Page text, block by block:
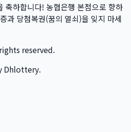
축하합니다! 농협은행 본점으로 향하
과 당첨복권(꿈의 열쇠)을 잊지 마세
reserved.
Dhlottery.